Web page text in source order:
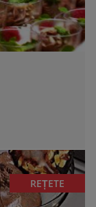
REȚETE